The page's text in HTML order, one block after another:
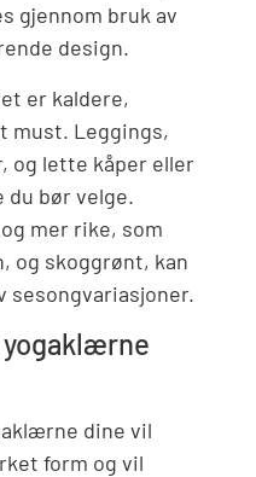
gjennom bruk av
design.
er kaldere,
must. Leggings,
og lette kåper eller
bør velge.
mer rike, som
og skoggrønt, kan
sesongvariasjoner.
yogaklærne
dine vil
form og vil